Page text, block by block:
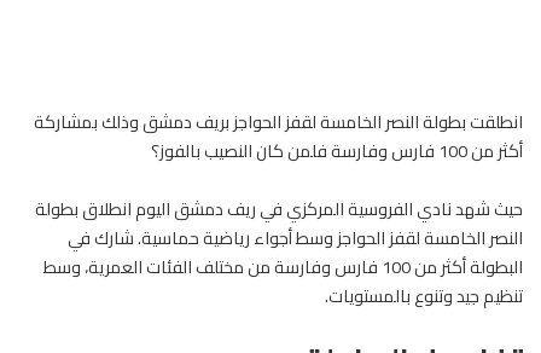
انطلقت بطولة النصر الخامسة لقفز الحواجز بريف دمشق وذلك بمشاركة
أكثر من 100
فارسوفارسة فلمن كان النصيب بالفوز؟
حيث شهد نادي الفروسية المركزي في ريف دمشق اليوم انطلاق بطولة
النصر الخامسة لقفز الحواجز وسط أجواء رياضية حماسية. شارك في
البطولة أكثر من 100 فارس وفارسة من مختلف الفئات العمرية، وسط
تنظيم جيد وتنوع بالمستويات.